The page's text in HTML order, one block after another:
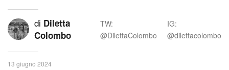
di Diletta
Colombo
TW:
@DilettaColombo
IG:
@dilettacolombo
13 giugno 2024